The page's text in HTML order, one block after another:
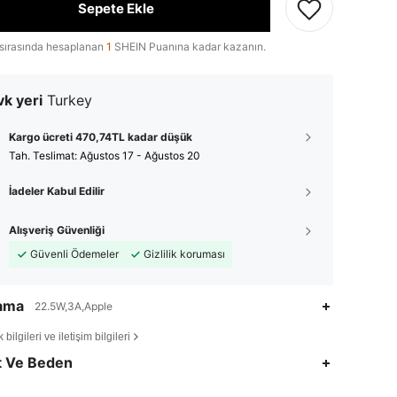
Sepete Ekle
hesaplanan 1 SHEIN Puanına kadar kazanın.
yeri Turkey
Kargo ücreti 470,74TL kadar düşük
Tah. Teslimat: Ağustos 17 - Ağustos 20
İadeler Kabul Edilir
Alışveriş Güvenliği
Güvenli Ödemeler
Gizlilik koruması
22.5W,3A,Apple
bilgileri ve iletişim bilgileri
Ve Beden
4,83